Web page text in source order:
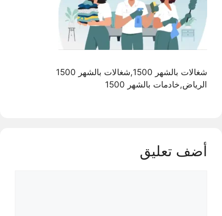
شغالات بالشهر 1500,شغالات بالشهر 1500
الرياض,خادمات بالشهر 1500
أضف تعليق